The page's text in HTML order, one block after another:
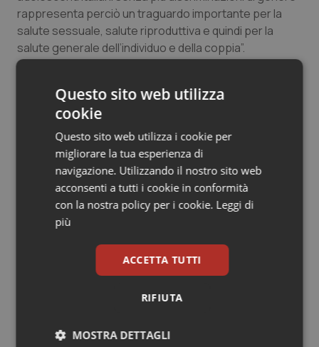
Salute orale & impianti
Sangue & coagulazione
Tiroide
Tumore al seno
Tumore ovarico
Tumori del Polmone & Testa Collo
Ulcera & Reflusso
rappresenta perciò un traguardo importante per la
salute sessuale, salute riproduttiva e quindi per la
salute generale dell’individuo e della coppia”.
13 Febbraio 2017
© Riproduzione riservata
Potrebbe interessarti in
Scienza e Farmaci
Quasi 4mila casi e 1.801 morti
Questo sito web utilizza
cookie
Questo sito web utilizza i cookie per
migliorare la tua esperienza di
navigazione. Utilizzando il nostro sito web
acconsenti a tutti i cookie in conformità
con la nostra policy per i cookie. Leggi di
più
ACCETTA TUTTI
RIFIUTA
MOSTRA DETTAGLI